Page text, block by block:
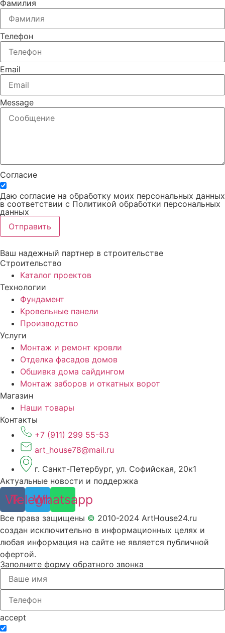
Фамилия
Телефон
Email
Message
Согласие
Даю согласие на обработку моих персональных данных
в соответствии с Политикой обработки персональных
данных
Отправить
Ваш надежный партнер в строительстве
Строительство
Каталог проектов
Технологии
Фундамент
Кровельные панели
Производство
Услуги
Монтаж и ремонт кровли
Отделка фасадов домов
Обшивка дома сайдингом
Монтаж заборов и откатных ворот
Магазин
Наши товары
Контакты
+7 (911) 299 55-53
art_house78@mail.ru
г. Санкт-Петербург, ул. Софийская, 20к1
Актуальные новости и поддержка
Vk
Telegram
Whatsapp
Все права защищены © 2010-2024 ArtHouse24.ru
создан исключительно в информационных целях и
любая информация на сайте не является публичной
офертой.
Заполните форму обратного звонка
accept